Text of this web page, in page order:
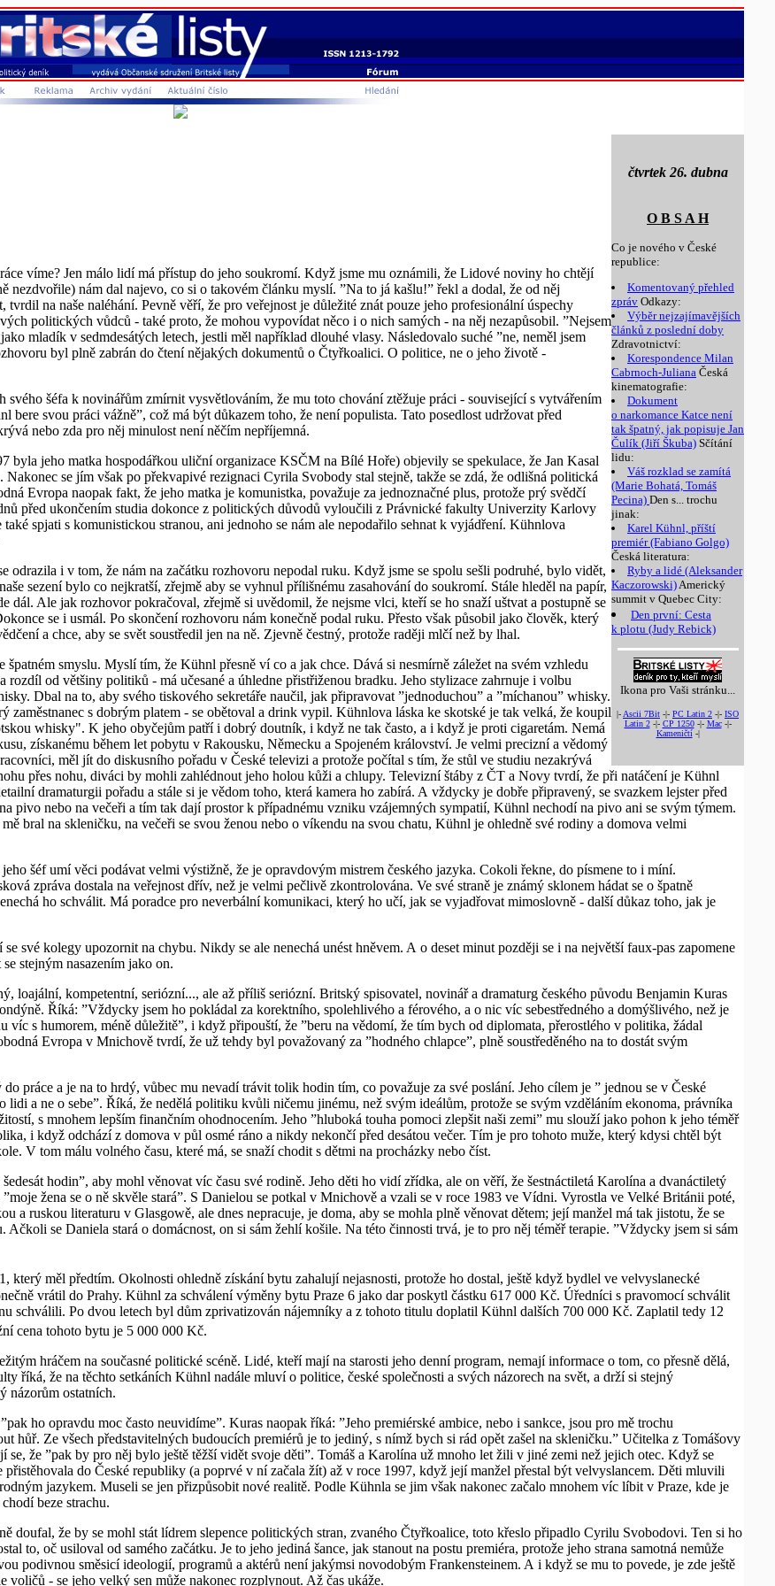
čtvrtek 26. dubna
O B S A H
Co je nového v České
republice:
Komentovaný přehled
zpráv Odkazy:
Výběr nejzajímavějších
článků z poslední doby
Zdravotnictví:
Korespondence Milan
Cabrnoch-Juliana Česká
kinematografie:
Dokument
o narkomance Katce není
tak špatný, jak popisuje Jan
Čulík (Jiří Škuba) Sčítání
lidu:
Váš rozklad se zamítá
(Marie Bohatá, Tomáš
Pecina) Den s... trochu
jinak:
Karel Kühnl, příští
premiér (Fabiano Golgo)
Česká literatura:
Ryby a lidé (Aleksander
Kaczorowski)Americký
summit v Quebec City:
Den první: Cesta
k plotu (Judy Rebick)
Ikona pro Vaši stránku...
|- Ascii 7Bit -|- PC Latin 2 -|- ISO
Latin 2-|- CP 1250-|- Mac-|-
Kameničtí-|
víme? Jen málo lidí má přístup do jeho soukromí. Když jsme mu oznámili, že Lidové noviny ho chtějí
nám dal najevo, co si o takovém článku myslí. ”Na to já kašlu!” řekl a dodal, že od něj
na naše naléhání. Pevně věří, že pro veřejnost je důležité znát pouze jeho profesionální úspechy
politických vůdců - také proto, že mohou vypovídat něco i o nich samých - na něj nezapůsobil. ”Nejsem
mladík v sedmdesátých letech, jestli měl například dlouhé vlasy. Následovalo suché ”ne, neměl jsem
byl plně zabrán do čtení nějakých dokumentů o Čtyřkoalici. O politice, ne o jeho životě -
šéfa k novinářům zmírnit vysvětlováním, že mu toto chování ztěžuje práci - související s vytvářením
bere svou práci vážně”, což má být důkazem toho, že není populista. Tato posedlost udržovat před
nebo zda pro něj minulost není něčím nepříjemná.
jeho matka hospodářkou uliční organizace KSČM na Bílé Hoře) objevily se spekulace, že Jan Kasal
se jím však po překvapivé rezignaci Cyrila Svobody stal stejně, takže se zdá, že odlišná politická
Evropa naopak fakt, že jeho matka je komunistka, považuje za jednoznačné plus, protože prý svědčí
před ukončením studia dokonce z politických důvodů vyloučili z Právnické fakulty Univerzity Karlovy
spjati s komunistickou stranou, ani jednoho se nám ale nepodařilo sehnat k vyjádření. Kühnlova
odrazila i v tom, že nám na začátku rozhovoru nepodal ruku. Když jsme se spolu sešli podruhé, bylo vidět,
sezení bylo co nejkratší, zřejmě aby se vyhnul přílišnému zasahování do soukromí. Stále hleděl na papír,
dál. Ale jak rozhovor pokračoval, zřejmě si uvědomil, že nejsme vlci, kteří se ho snaží uštvat a postupně se
se i usmál. Po skončení rozhovoru nám konečně podal ruku. Přesto však působil jako člověk, který
a chce, aby se svět soustředil jen na ně. Zjevně čestný, protože raději mlčí než by lhal.
smyslu. Myslí tím, že Kühnl přesně ví co a jak chce. Dává si nesmírně záležet na svém vzhledu
od většiny politiků - má učesané a úhledne přistřiženou bradku. Jeho stylizace zahrnuje i volbu
Dbal na to, aby svého tiskového sekretáře naučil, jak připravovat ”jednoduchou” a ”míchanou” whisky.
zaměstnanec s dobrým platem - se obětoval a drink vypil. Kühnlova láska ke skotské je tak velká, že koupil
whisky". K jeho obyčejům patří i dobrý doutník, i když ne tak často, a i když je proti cigaretám. Nemá
získanému během let pobytu v Rakousku, Německu a Spojeném království. Je velmi precizní a vědomý
měl jít do diskusního pořadu v České televizi a protože počítal s tím, že stůl ve studiu nezakrývá
přes nohu, diváci by mohli zahlédnout jeho holou kůži a chlupy. Televizní štáby z ČT a Novy tvrdí, že při natáčení je Kühnl
dramaturgii pořadu a stále si je vědom toho, která kamera ho zabírá. A vždycky je dobře připravený, se svazkem lejster před
pivo nebo na večeři a tím tak dají prostor k případnému vzniku vzájemných sympatií, Kühnl nechodí na pivo ani se svým týmem.
bral na skleničku, na večeři se svou ženou nebo o víkendu na svou chatu, Kühnl je ohledně své rodiny a domova velmi
šéf umí věci podávat velmi výstižně, že je opravdovým mistrem českého jazyka. Cokoli řekne, do písmene to i míní.
zpráva dostala na veřejnost dřív, než je velmi pečlivě zkontrolována. Ve své straně je známý sklonem hádat se o špatně
ho schválit. Má poradce pro neverbální komunikaci, který ho učí, jak se vyjadřovat mimoslovně - další důkaz toho, jak je
své kolegy upozornit na chybu. Nikdy se ale nenechá unést hněvem. A o deset minut později se i na největší faux-pas zapomene
stejným nasazením jako on.
loajální, kompetentní, seriózní..., ale až příliš seriózní. Britský spisovatel, novinář a dramaturg českého původu Benjamin Kuras
Říká: ”Vždycky jsem ho pokládal za korektního, spolehlivého a férového, a o nic víc sebestředného a domýšlivého, než je
s humorem, méně důležitě”, i když připouští, že ”beru na vědomí, že tím bych od diplomata, přerostlého v politika, žádal
Evropa v Mnichově tvrdí, že už tehdy byl považovaný za ”hodného chlapce”, plně soustředěného na to dostát svým
práce a je na to hrdý, vůbec mu nevadí trávit tolik hodin tím, co považuje za své poslání. Jeho cílem je ” jednou se v České
a ne o sebe”. Říká, že nedělá politiku kvůli ničemu jinému, než svým ideálům, protože se svým vzděláním ekonoma, právníka
s mnohem lepším finančním ohodnocením. Jeho ”hluboká touha pomoci zlepšit naši zemi” mu slouží jako pohon k jeho téměř
i když odchází z domova v půl osmé ráno a nikdy nekončí před desátou večer. Tím je pro tohoto muže, který kdysi chtěl být
V tom málu volného času, které má, se snaží chodit s dětmi na procházky nebo číst.
hodin”, aby mohl věnovat víc času své rodině. Jeho děti ho vidí zřídka, ale on věří, že šestnáctiletá Karolína a dvanáctiletý
žena se o ně skvěle stará”. S Danielou se potkal v Mnichově a vzali se v roce 1983 ve Vídni. Vyrostla ve Velké Británii poté,
a ruskou literaturu v Glasgowě, ale dnes nepracuje, je doma, aby se mohla plně věnovat dětem; její manžel má tak jistotu, že se
se Daniela stará o domácnost, on si sám žehlí košile. Na této činnosti trvá, je to pro něj téměř terapie. ”Vždycky jsem si sám
který měl předtím. Okolnosti ohledně získání bytu zahalují nejasnosti, protože ho dostal, ještě když bydlel ve velvyslanecké
vrátil do Prahy. Kühnl za schválení výměny bytu Praze 6 jako dar poskytl částku 617 000 Kč. Úředníci s pravomocí schválit
schválili. Po dvou letech byl dům zprivatizován nájemníky a z tohoto titulu doplatil Kühnl dalších 700 000 Kč. Zaplatil tedy 12
cena tohoto bytu je 5 000 000 Kč.
hráčem na současné politické scéně. Lidé, kteří mají na starosti jeho denní program, nemají informace o tom, co přesně dělá,
říká, že na těchto setkáních Kühnl nadále mluví o politice, české společnosti a svých názorech na svět, a drží si stejný
názorům ostatních.
ho opravdu moc často neuvidíme”. Kuras naopak říká: ”Jeho premiérské ambice, nebo i sankce, jsou pro mě trochu
hůř. Ze všech představitelných budoucích premiérů je to jediný, s nímž bych si rád opět zašel na skleničku.” Učitelka z Tomášovy
že ”pak by pro něj bylo ještě těžší vidět svoje děti”. Tomáš a Karolína už mnoho let žili v jiné zemi než jejich otec. Když se
do České republiky (a poprvé v ní začala žít) až v roce 1997, když její manžel přestal být velvyslancem. Děti mluvili
jazykem. Museli se jen přizpůsobit nové realitě. Podle Kühnla se jim však nakonec začalo mnohem víc líbit v Praze, kde je
beze strachu.
doufal, že by se mohl stát lídrem slepence politických stran, zvaného Čtyřkoalice, toto křeslo připadlo Cyrilu Svobodovi. Ten si ho
to, oč usiloval od samého začátku. Je to jeho jediná šance, jak stanout na postu premiéra, protože jeho strana samotná nemůže
podivnou směsicí ideologií, programů a aktérů není jakýmsi novodobým Frankensteinem. A i když se mu to povede, je zde ještě
- se jeho velký sen může nakonec rozplynout. Až čas ukáže.